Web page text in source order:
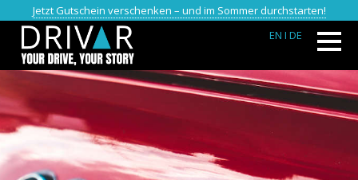
Jetzt Gutschein verschenken – und im Sommer durchstarten!
EN I DE